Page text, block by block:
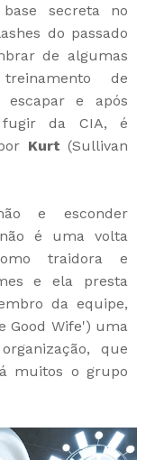
secreta no
do passado
de algumas
de
escapar e após
fugir da CIA, é
Kurt (Sullivan
e esconder
é uma volta
traidora e
e ela presta
da equipe,
Good Wife') uma
que
muitos o grupo